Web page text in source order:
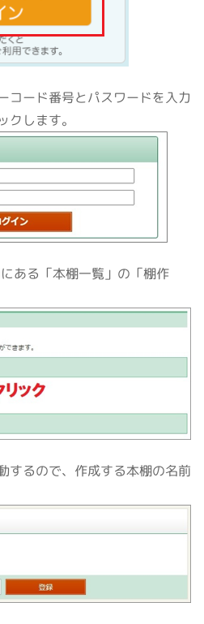
コード番号とパスワードを入力
クします。
ある「本棚一覧」の「棚作
するので、作成する本棚の名前